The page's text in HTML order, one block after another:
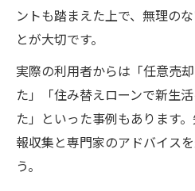
ントも踏まえた上で、無理の
とが大切です。
実際の利用者からは「任意売
た」「住み替えローンで新生
た」といった事例もあります
報収集と専門家のアドバイス
う。